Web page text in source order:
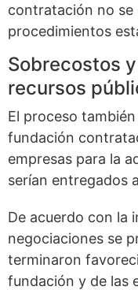
contratación no se
procedimientos
Sobrecostos
recursos
El proceso
fundación
empresas para la
serían entregados
De acuerdo con la
negociaciones se
terminaron
fundación y de las